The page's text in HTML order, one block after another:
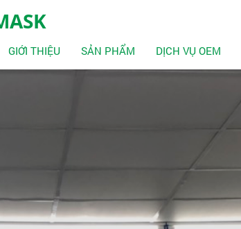
GIỚI THIỆU SẢN PHẨM DỊCH VỤ OEM